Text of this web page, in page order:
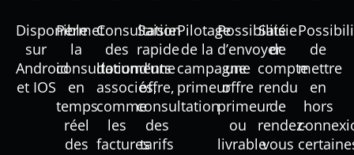
Disponible
sur
Android
et IOS
Permet
la
consultation
en
temps
réel
des
Consultation
des
documents
associés,
comme
les
factures
Saisie
rapide
d’une
offre,
consultation
des
tarifs
Pilotage
de la
campagne
primeur
Possibilité
d’envoyer
une
offre
primeur
ou
livrable
Saisie
de
compte
rendu
de
rendez-
vous
de
mettre
en
hors